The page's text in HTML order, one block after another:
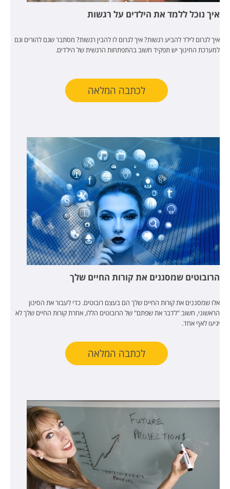
איך נוכל ללמד את הילדים על רגשות
איך לגרום לילד להביע רגשות? איך לגרום לו להבין רגשות? מסתבר שגם להורים וגם
למערכת החינוך יש תפקיד חשוב בהתפתחות הרגשית של הילדים.
לכתבה המלאה
הרובוטים שמסננים את קורות החיים שלך
אלו שמסננים את קורות החיים שלך הם בעצם רובוטים. כדי לעבור את הסינון
הראשוני, חשוב "לדבר את שפתם" של הרובוטים הללו, אחרת קורות החיים שלך לא
יגיעו לאף אחד.
לכתבה המלאה